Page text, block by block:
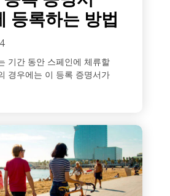
등록하는 방법
기간 동안 스페인에 체류할
경우에는 이 등록 증명서가